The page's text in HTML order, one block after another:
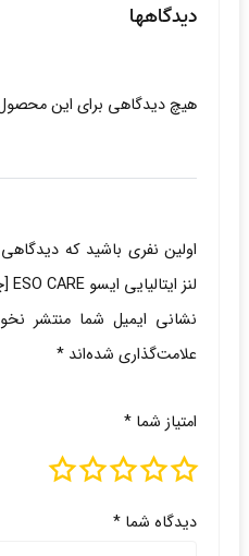
دیدگاهها
هیچ دیدگاهی برای این
اولین نفری باشید که
لنز ایتالیایی ایسو ESO CARE [چند منظوره] حجم 100 ml”
نشانی ایمیل شما منتشر
علامت‌گذاری شده‌اند *
امتیاز شما *
دیدگاه شما *